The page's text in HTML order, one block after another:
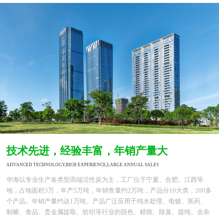
技术先进，经验丰富，年销产量大
ADVANCED TECHNOLOGY,RICH EXPERIENCE,LARGE ANNUAL SALES
华海以专业生产各类型高端活性炭为主，工厂位于宁夏、合肥、江西等
地，占地面积3万，年产5万吨，年销售量约2万吨，产品分10大类，200多
个产品。年销产量约达1万吨。产品广泛应用于纯水处理、电镀、医药、
制糖、食品、贵金属提取、纺织等行业的脱色、精致、除臭、提纯、去杂